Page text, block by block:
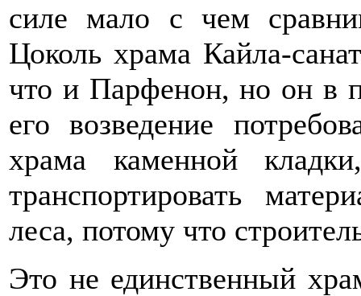
силе мало с чем
Цоколь храма Кайла-
что и Парфенон, но он в
его возведение
храма каменной
транспортировать
леса, потому что
Это не единственный